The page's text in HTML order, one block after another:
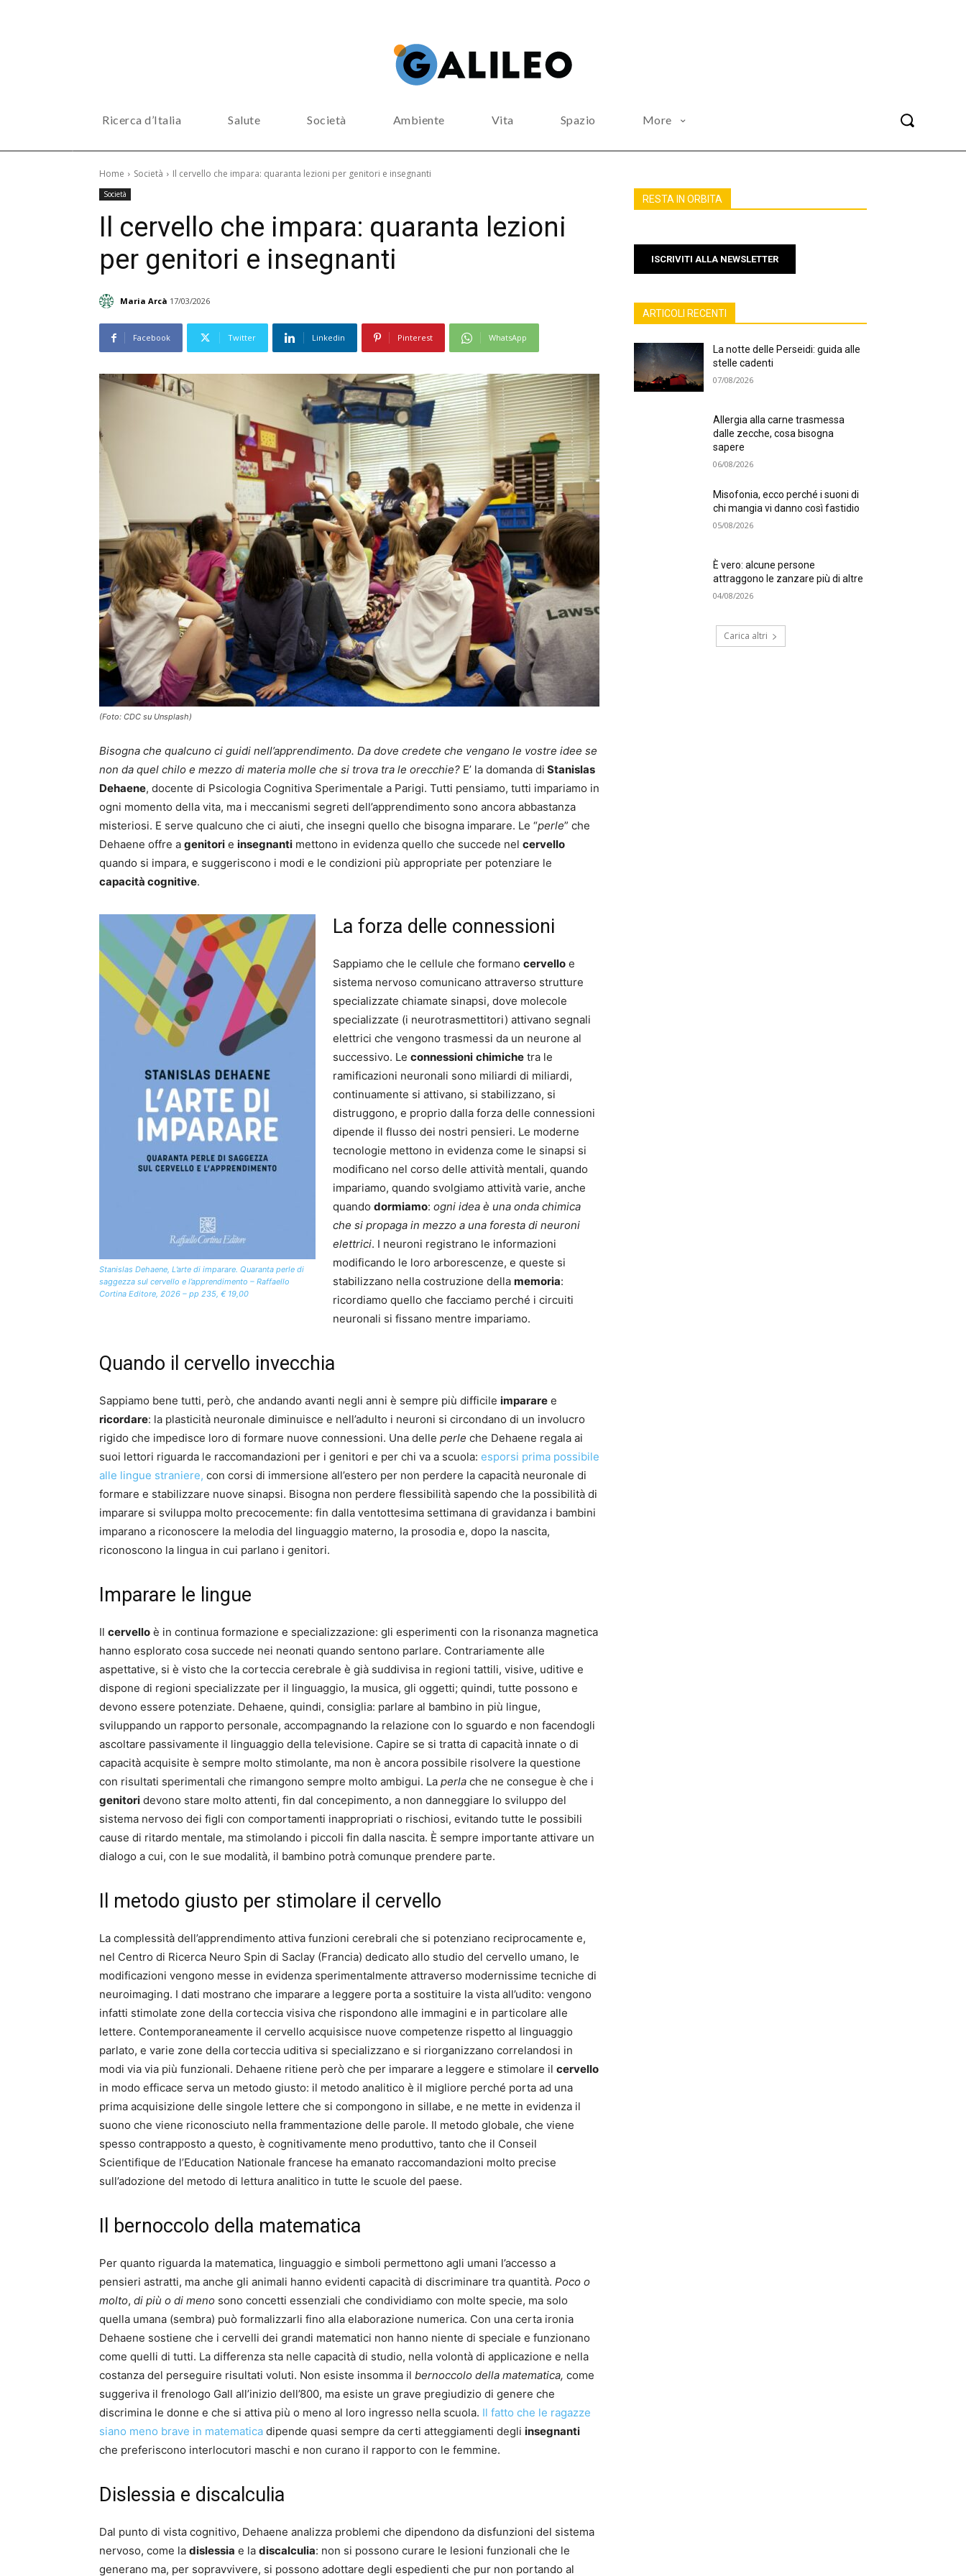
Ricerca d’Italia Salute Società Ambiente Vita Spazio More
Home Società Il cervello che impara: quaranta lezioni per genitori e insegnanti
Società
Il cervello che impara: quaranta lezioni
per genitori e insegnanti
Maria Arcà 17/03/2026
Facebook Twitter Linkedin Pinterest WhatsApp
(Foto: CDC su Unsplash)
Bisogna che qualcuno ci guidi nell’apprendimento. Da dove credete che vengano le vostre idee se
non da quel chilo e mezzo di materia molle che si trova tra le orecchie? E’ la domanda di Stanislas
Dehaene, docente di Psicologia Cognitiva Sperimentale a Parigi. Tutti pensiamo, tutti impariamo in
ogni momento della vita, ma i meccanismi segreti dell’apprendimento sono ancora abbastanza
misteriosi. E serve qualcuno che ci aiuti, che insegni quello che bisogna imparare. Le “perle” che
Dehaene offre a genitori e insegnanti mettono in evidenza quello che succede nel cervello
quando si impara, e suggeriscono i modi e le condizioni più appropriate per potenziare le
capacità cognitive.
Stanislas Dehaene, L’arte di imparare. Quaranta perle di
saggezza sul cervello e l’apprendimento – Raffaello
Cortina Editore, 2026 – pp 235, € 19,00
La forza delle connessioni
Sappiamo che le cellule che formano cervello e
sistema nervoso comunicano attraverso strutture
specializzate chiamate sinapsi, dove molecole
specializzate (i neurotrasmettitori) attivano segnali
elettrici che vengono trasmessi da un neurone al
successivo. Le connessioni chimiche tra le
ramificazioni neuronali sono miliardi di miliardi,
continuamente si attivano, si stabilizzano, si
distruggono, e proprio dalla forza delle connessioni
dipende il flusso dei nostri pensieri. Le moderne
tecnologie mettono in evidenza come le sinapsi si
modificano nel corso delle attività mentali, quando
impariamo, quando svolgiamo attività varie, anche
quando dormiamo: ogni idea è una onda chimica
che si propaga in mezzo a una foresta di neuroni
elettrici. I neuroni registrano le informazioni
modificando le loro arborescenze, e queste si
stabilizzano nella costruzione della memoria:
ricordiamo quello che facciamo perché i circuiti
neuronali si fissano mentre impariamo.
Quando il cervello invecchia
Sappiamo bene tutti, però, che andando avanti negli anni è sempre più difficile imparare e
ricordare: la plasticità neuronale diminuisce e nell’adulto i neuroni si circondano di un involucro
rigido che impedisce loro di formare nuove connessioni. Una delle perle che Dehaene regala ai
suoi lettori riguarda le raccomandazioni per i genitori e per chi va a scuola: esporsi prima possibile
alle lingue straniere, con corsi di immersione all’estero per non perdere la capacità neuronale di
formare e stabilizzare nuove sinapsi. Bisogna non perdere flessibilità sapendo che la possibilità di
imparare si sviluppa molto precocemente: fin dalla ventottesima settimana di gravidanza i bambini
imparano a riconoscere la melodia del linguaggio materno, la prosodia e, dopo la nascita,
riconoscono la lingua in cui parlano i genitori.
Imparare le lingue
Il cervello è in continua formazione e specializzazione: gli esperimenti con la risonanza magnetica
hanno esplorato cosa succede nei neonati quando sentono parlare. Contrariamente alle
aspettative, si è visto che la corteccia cerebrale è già suddivisa in regioni tattili, visive, uditive e
dispone di regioni specializzate per il linguaggio, la musica, gli oggetti; quindi, tutte possono e
devono essere potenziate. Dehaene, quindi, consiglia: parlare al bambino in più lingue,
sviluppando un rapporto personale, accompagnando la relazione con lo sguardo e non facendogli
ascoltare passivamente il linguaggio della televisione. Capire se si tratta di capacità innate o di
capacità acquisite è sempre molto stimolante, ma non è ancora possibile risolvere la questione
con risultati sperimentali che rimangono sempre molto ambigui. La perla che ne consegue è che i
genitori devono stare molto attenti, fin dal concepimento, a non danneggiare lo sviluppo del
sistema nervoso dei figli con comportamenti inappropriati o rischiosi, evitando tutte le possibili
cause di ritardo mentale, ma stimolando i piccoli fin dalla nascita. È sempre importante attivare un
dialogo a cui, con le sue modalità, il bambino potrà comunque prendere parte.
Il metodo giusto per stimolare il cervello
La complessità dell’apprendimento attiva funzioni cerebrali che si potenziano reciprocamente e,
nel Centro di Ricerca Neuro Spin di Saclay (Francia) dedicato allo studio del cervello umano, le
modificazioni vengono messe in evidenza sperimentalmente attraverso modernissime tecniche di
neuroimaging. I dati mostrano che imparare a leggere porta a sostituire la vista all’udito: vengono
infatti stimolate zone della corteccia visiva che rispondono alle immagini e in particolare alle
lettere. Contemporaneamente il cervello acquisisce nuove competenze rispetto al linguaggio
parlato, e varie zone della corteccia uditiva si specializzano e si riorganizzano correlandosi in
modi via via più funzionali. Dehaene ritiene però che per imparare a leggere e stimolare il cervello
in modo efficace serva un metodo giusto: il metodo analitico è il migliore perché porta ad una
prima acquisizione delle singole lettere che si compongono in sillabe, e ne mette in evidenza il
suono che viene riconosciuto nella frammentazione delle parole. Il metodo globale, che viene
spesso contrapposto a questo, è cognitivamente meno produttivo, tanto che il Conseil
Scientifique de l’Education Nationale francese ha emanato raccomandazioni molto precise
sull’adozione del metodo di lettura analitico in tutte le scuole del paese.
Il bernoccolo della matematica
Per quanto riguarda la matematica, linguaggio e simboli permettono agli umani l’accesso a
pensieri astratti, ma anche gli animali hanno evidenti capacità di discriminare tra quantità. Poco o
molto, di più o di meno sono concetti essenziali che condividiamo con molte specie, ma solo
quella umana (sembra) può formalizzarli fino alla elaborazione numerica. Con una certa ironia
Dehaene sostiene che i cervelli dei grandi matematici non hanno niente di speciale e funzionano
come quelli di tutti. La differenza sta nelle capacità di studio, nella volontà di applicazione e nella
costanza del perseguire risultati voluti. Non esiste insomma il bernoccolo della matematica, come
suggeriva il frenologo Gall all’inizio dell’800, ma esiste un grave pregiudizio di genere che
discrimina le donne e che si attiva più o meno al loro ingresso nella scuola. Il fatto che le ragazze
siano meno brave in matematica dipende quasi sempre da certi atteggiamenti degli insegnanti
che preferiscono interlocutori maschi e non curano il rapporto con le femmine.
Dislessia e discalculia
Dal punto di vista cognitivo, Dehaene analizza problemi che dipendono da disfunzioni del sistema
nervoso, come la dislessia e la discalculia: non si possono curare le lesioni funzionali che le
generano ma, per sopravvivere, si possono adottare degli espedienti che pur non portando al
RESTA IN ORBITA
ISCRIVITI ALLA NEWSLETTER
ARTICOLI RECENTI
La notte delle Perseidi: guida alle
stelle cadenti
07/08/2026
Allergia alla carne trasmessa
dalle zecche, cosa bisogna
sapere
06/08/2026
Misofonia, ecco perché i suoni di
chi mangia vi danno così fastidio
05/08/2026
È vero: alcune persone
attraggono le zanzare più di altre
04/08/2026
Carica altri